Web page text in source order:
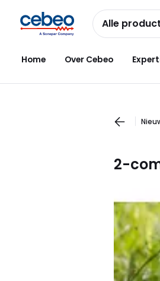
naar
navigatie
naar
inhoud
Alle
Home Over Cebeo
2-